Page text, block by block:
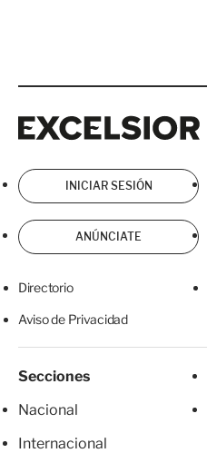
INICIAR SESIÓN
ANÚNCIATE
Directorio
Aviso de Privacidad
Secciones
Nacional
Internacional